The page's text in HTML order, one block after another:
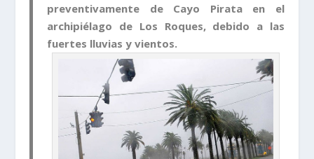
preventivamente de Cayo Pirata en el
archipiélago de Los Roques, debido a las
fuertes lluvias y vientos.